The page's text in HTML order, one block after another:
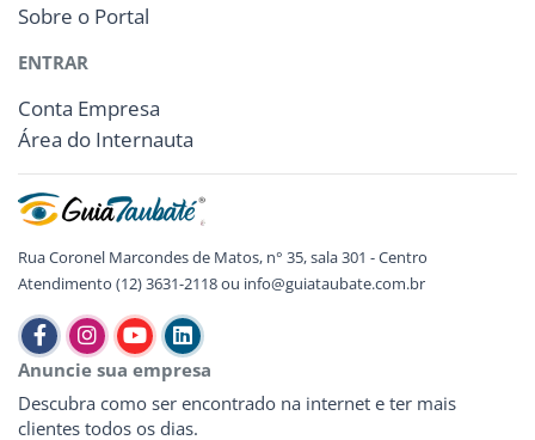
Sobre o Portal
ENTRAR
Conta Empresa
Área do Internauta
Rua Coronel Marcondes de Matos, n° 35, sala 301 - Centro
Atendimento (12) 3631-2118 ou info@guiataubate.com.br
Anuncie sua empresa
Descubra como ser encontrado na internet e ter mais
clientes todos os dias.